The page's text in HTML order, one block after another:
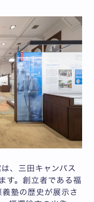
、三田キャンパス
す。創立者である福
塾の歴史が展示さ